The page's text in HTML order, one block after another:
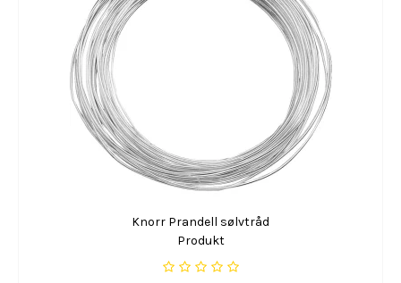
Knorr Prandell sølvtråd
Produkt